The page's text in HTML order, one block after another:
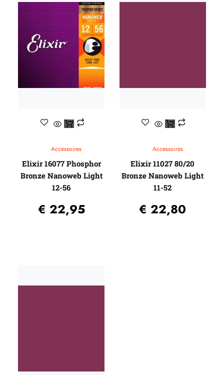
Baton Rouge
Randon
Reis gitaren
Beginners gitaren
Beginners gitaren
Elixir
Knobloch
Stemapparaten
Guitar straps
Gitaartassen / koffers / Gig-bags / Cases
Standaards
Headway Music Audio
Accessoires
Elixir 16077 Phosphor
Bronze Nanoweb Light
12-56
€ 22,95
Accessoires
Elixir 11027 80/20
Bronze Nanoweb Light
11-52
€ 22,80